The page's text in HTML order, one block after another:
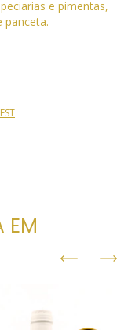
e pimentas,
panceta.
EM